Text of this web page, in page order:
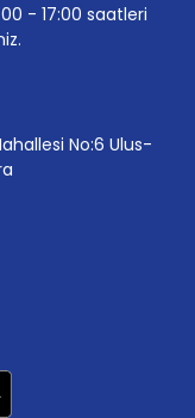
- 17:00 saatleri
No:6 Ulus-